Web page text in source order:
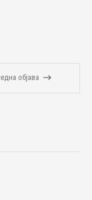
објава